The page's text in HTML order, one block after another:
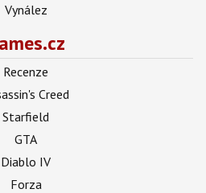
Vynález
Recenze
Creed
Starfield
GTA
Diablo IV
Forza